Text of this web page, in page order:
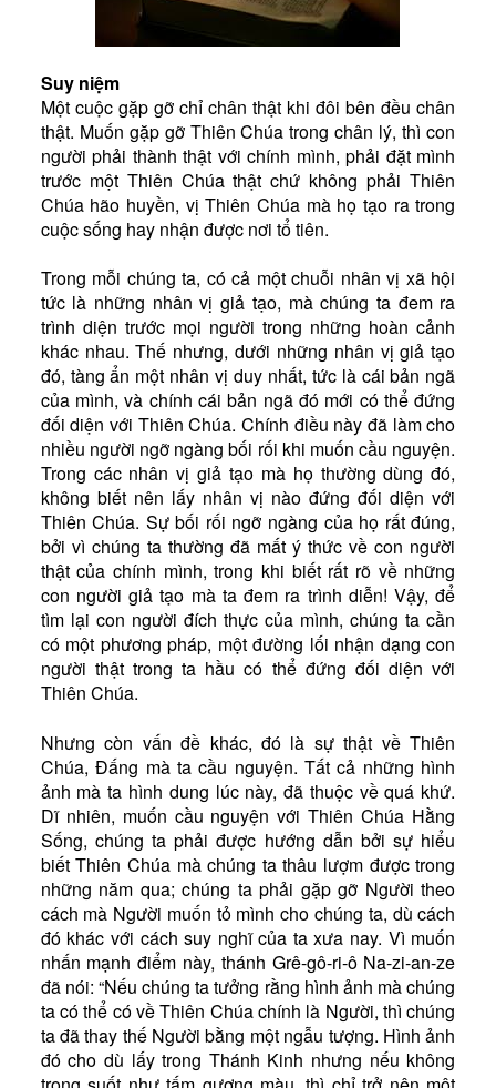
Kinh Nghiệm
Hình Ảnh
Cầu Nguyện
Bài Cầu Nguyện
Cách Cầu Nguyện
Nhận Định
Phương Pháp CN, Xét Mình
Tác Phẩm
Được Làm Môn Đệ
Đến với Ba Ngôi qua Kinh Lạy Cha
Trên Đường LBTM
Thao Luyện Nhẹ Nhàng
Xin Cho Con Gặp Được Chúa
Tài Liệu
Sách Linh Thao
Chú Giải Linh Thao
Khóa HD Linh hướng
Linh Thao Tám Ngày
Linh Thao Mười Ngày
Linh Thao 30 Ngày
Linh Thao Trong Cuộc Sống
Suy niệm
Một cuộc gặp gỡ chỉ chân thật khi đôi bên đều chân
thật. Muốn gặp gỡ Thiên Chúa trong chân lý, thì con
người phải thành thật với chính mình, phải đặt mình
trước một Thiên Chúa thật chứ không phải Thiên
Chúa hão huyền, vị Thiên Chúa mà họ tạo ra trong
cuộc sống hay nhận được nơi tổ tiên.
Trong mỗi chúng ta, có cả một chuỗi nhân vị xã hội
tức là những nhân vị giả tạo, mà chúng ta đem ra
trình diện trước mọi người trong những hoàn cảnh
khác nhau. Thế nhưng, dưới những nhân vị giả tạo
đó, tàng ẩn một nhân vị duy nhất, tức là cái bản ngã
của mình, và chính cái bản ngã đó mới có thể đứng
đối diện với Thiên Chúa. Chính điều này đã làm cho
nhiều người ngỡ ngàng bối rối khi muốn cầu nguyện.
Trong các nhân vị giả tạo mà họ thường dùng đó,
không biết nên lấy nhân vị nào đứng đối diện với
Thiên Chúa. Sự bối rối ngỡ ngàng của họ rất đúng,
bởi vì chúng ta thường đã mất ý thức về con người
thật của chính mình, trong khi biết rất rõ về những
con người giả tạo mà ta đem ra trình diễn! Vậy, để
tìm lại con người đích thực của mình, chúng ta cần
có một phương pháp, một đường lối nhận dạng con
người thật trong ta hầu có thể đứng đối diện với
Thiên Chúa.
Nhưng còn vấn đề khác, đó là sự thật về Thiên
Chúa, Đấng mà ta cầu nguyện. Tất cả những hình
ảnh mà ta hình dung lúc này, đã thuộc về quá khứ.
Dĩ nhiên, muốn cầu nguyện với Thiên Chúa Hằng
Sống, chúng ta phải được hướng dẫn bởi sự hiểu
biết Thiên Chúa mà chúng ta thâu lượm được trong
những năm qua; chúng ta phải gặp gỡ Người theo
cách mà Người muốn tỏ mình cho chúng ta, dù cách
đó khác với cách suy nghĩ của ta xưa nay. Vì muốn
nhấn mạnh điểm này, thánh Grê-gô-ri-ô Na-zi-an-ze
đã nói: “Nếu chúng ta tưởng rằng hình ảnh mà chúng
ta có thể có về Thiên Chúa chính là Người, thì chúng
ta đã thay thế Người bằng một ngẫu tượng. Hình ảnh
đó cho dù lấy trong Thánh Kinh nhưng nếu không